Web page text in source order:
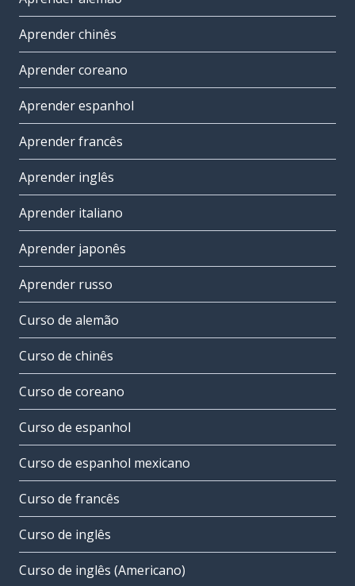
Aprender chinês
Aprender coreano
Aprender espanhol
Aprender francês
Aprender inglês
Aprender italiano
Aprender japonês
Aprender russo
Curso de alemão
Curso de chinês
Curso de coreano
Curso de espanhol
Curso de espanhol mexicano
Curso de francês
Curso de inglês
Curso de inglês (Americano)